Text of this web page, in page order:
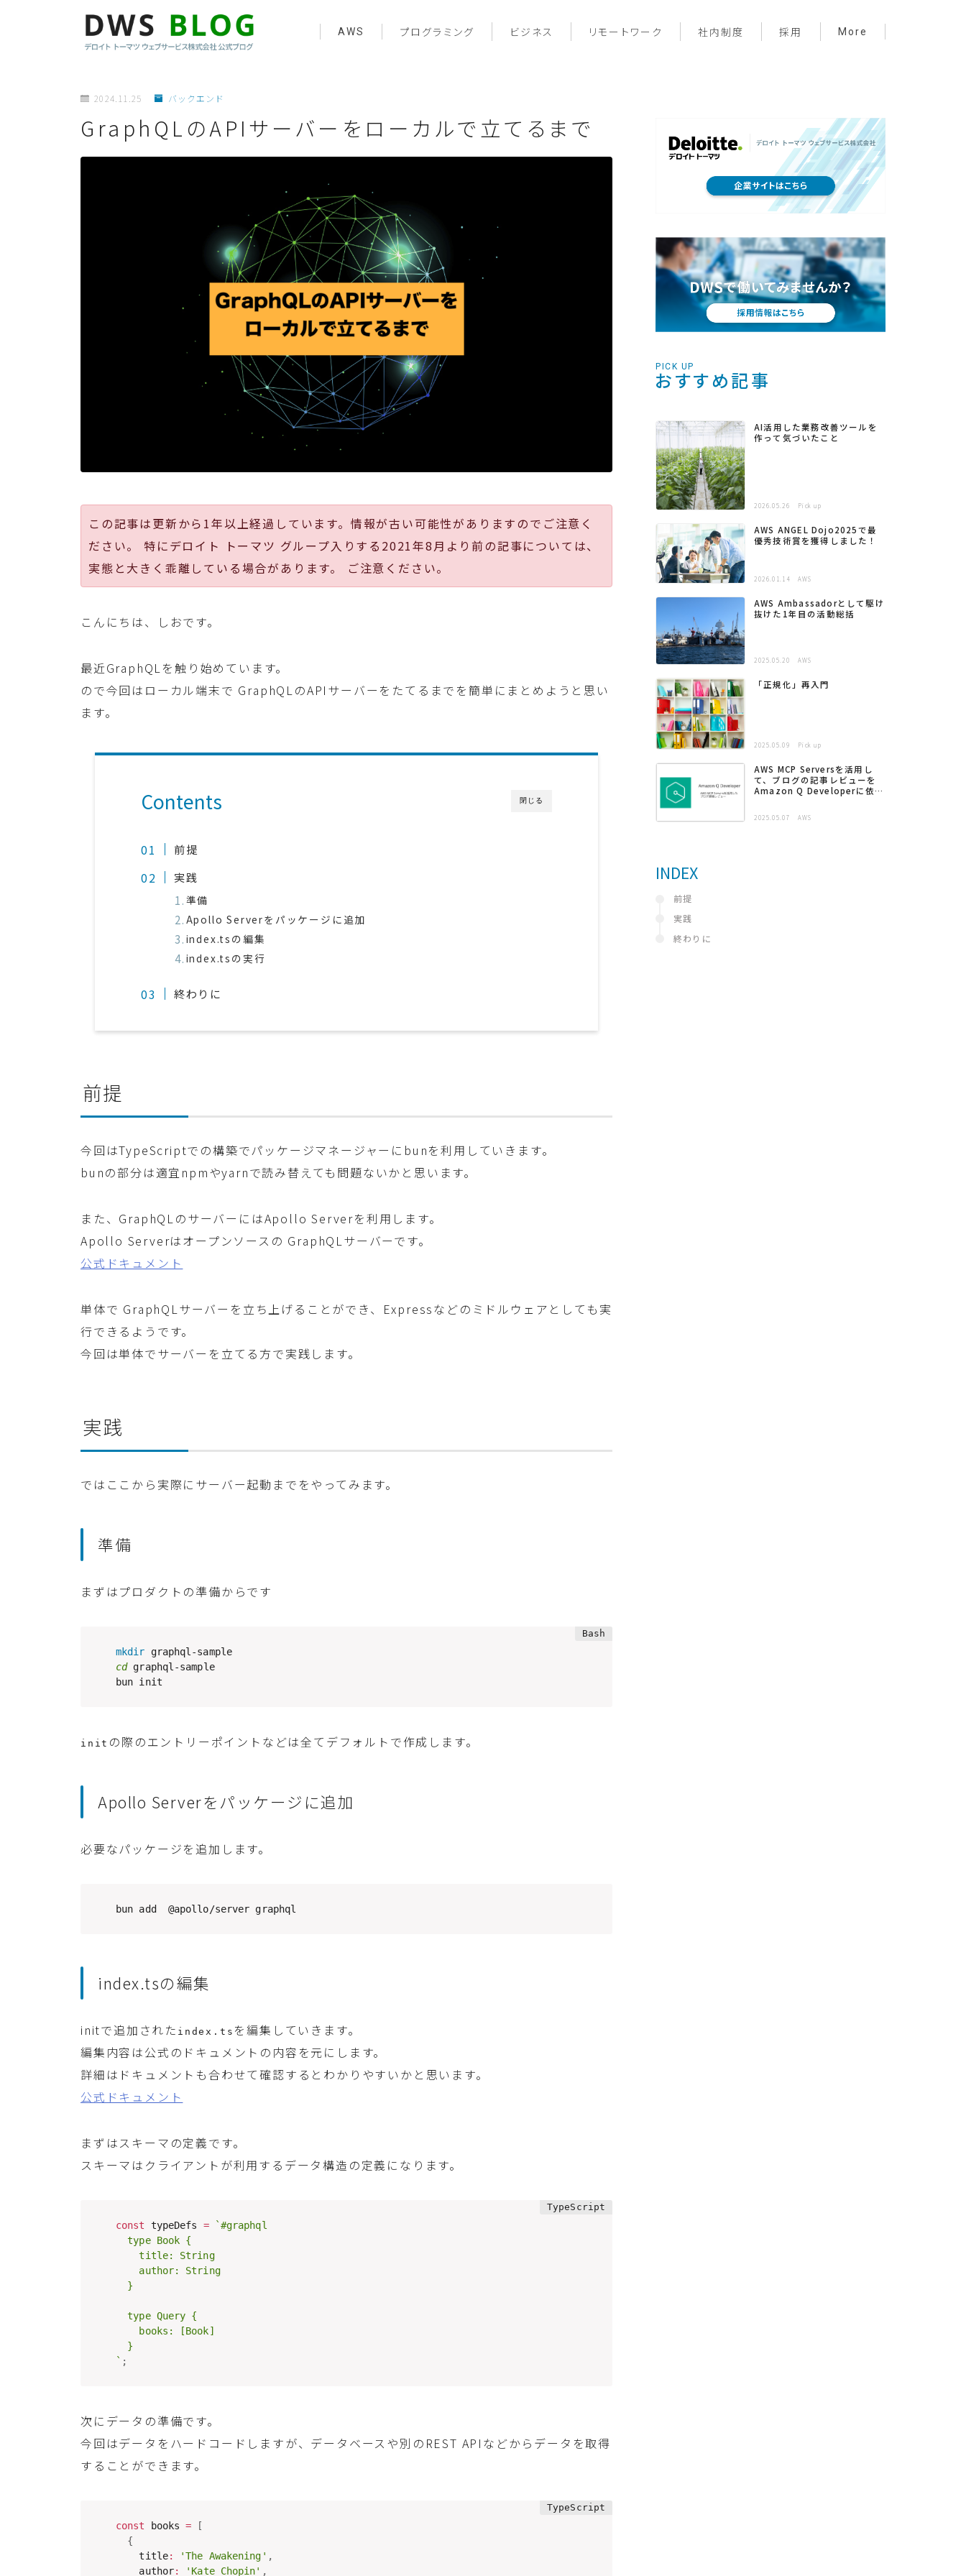
AWS プログラミング ビジネス リモートワーク 社内制度 採用 More
サーバーレス
プライベート
メンバー紹介
2024.11.25 バックエンド
GraphQLのAPIサーバーをローカルで立てるまで
この記事は更新から1年以上経過しています。情報が古い可能性がありますのでご注意く
ださい。 特にデロイト トーマツ グループ入りする2021年8月より前の記事については、
実態と大きく乖離している場合があります。 ご注意ください。
こんにちは、しおです。
最近GraphQLを触り始めています。
ので今回はローカル端末で GraphQLのAPIサーバーをたてるまでを簡単にまとめようと思い
ます。
閉じる
Contents
前提
実践
準備
Apollo Serverをパッケージに追加
index.tsの編集
index.tsの実行
終わりに
前提
今回はTypeScriptでの構築でパッケージマネージャーにbunを利用していきます。
bunの部分は適宜npmやyarnで読み替えても問題ないかと思います。
また、GraphQLのサーバーにはApollo Serverを利用します。
Apollo Serverはオープンソースの GraphQLサーバーです。
公式ドキュメント
単体で GraphQLサーバーを立ち上げることができ、Expressなどのミドルウェアとしても実
行できるようです。
今回は単体でサーバーを立てる方で実践します。
実践
ではここから実際にサーバー起動までをやってみます。
準備
まずはプロダクトの準備からです
mkdir
cd graphql-sample
bun init
init の際のエントリーポイントなどは全てデフォルトで作成します。
Apollo Serverをパッケージに追加
必要なパッケージを追加します。
bun add  @apollo/server graphql
index.tsの編集
initで追加された index.ts を編集していきます。
編集内容は公式のドキュメントの内容を元にします。
詳細はドキュメントも合わせて確認するとわかりやすいかと思います。
公式ドキュメント
まずはスキーマの定義です。
スキーマはクライアントが利用するデータ構造の定義になります。
const typeDefs = `#graphql
  type Book {
    title: String
    author: String
  }
  type Query {
    books: [Book]
` ;
次にデータの準備です。
今回はデータをハードコードしますが、データベースや別のREST APIなどからデータを取得
することができます。
const books =
[
{
    title
: 'The Awakening' ,
    author
: 'Kate Chopin' ,
PICK UP
おすすめ記事
AI活用した業務改善ツールを
作って気づいたこと
2026.05.26 Pick up
AWS ANGEL Dojo2025で最
優秀技術賞を獲得しました！
2026.01.14 AWS
AWS Ambassadorとして駆け
抜けた1年目の活動総括
2025.05.20 AWS
「正規化」再入門
2025.05.09 Pick up
AWS MCP Serversを活用し
て、ブログの記事レビューを
Amazon Q Developerに依頼
2025.05.07 AWS
INDEX
前提
実践
終わりに